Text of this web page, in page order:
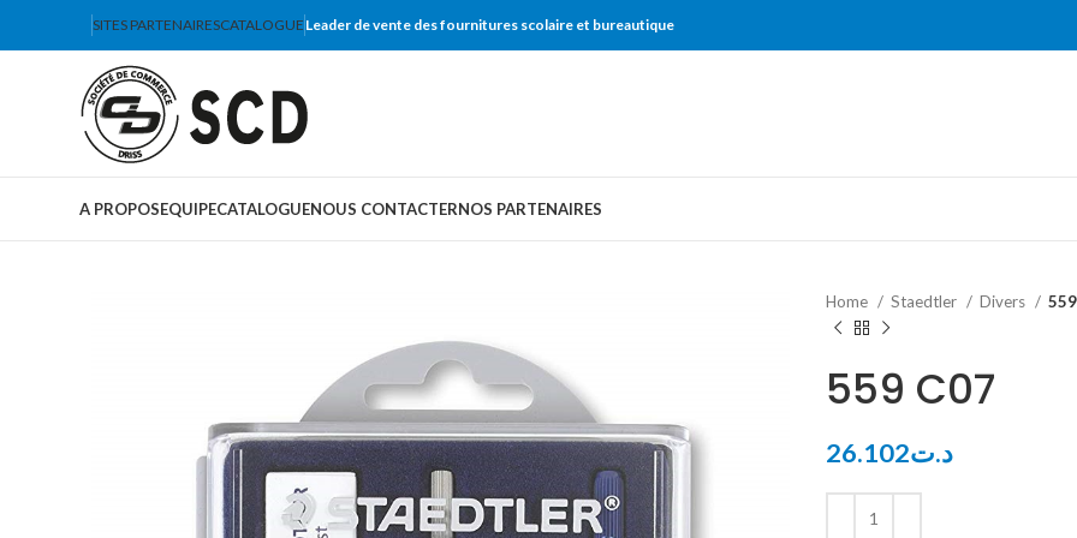
SITES PARTENAIRESCATALOGUE Leader de vente des fournitures scolaire et bureautique
A PROPOSEQUIPECATALOGUENOUS CONTACTERNOS PARTENAIRES
Home Staedtler Divers
559 C07
د.ت26.102